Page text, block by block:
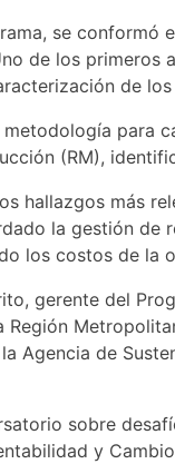
se conformó
de los
de
para
(RM),
hallazgos más
la gestión
los costos de la
gerente del
Región
Agencia de
sobre
y